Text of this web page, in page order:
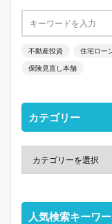
不動産投資 住宅ロー
保険見直し本舗
カテゴリー
人気検索キーワ